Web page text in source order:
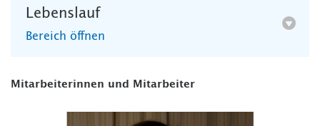
Lebenslauf
Bereich öffnen
Mitarbeiterinnen und Mitarbeiter